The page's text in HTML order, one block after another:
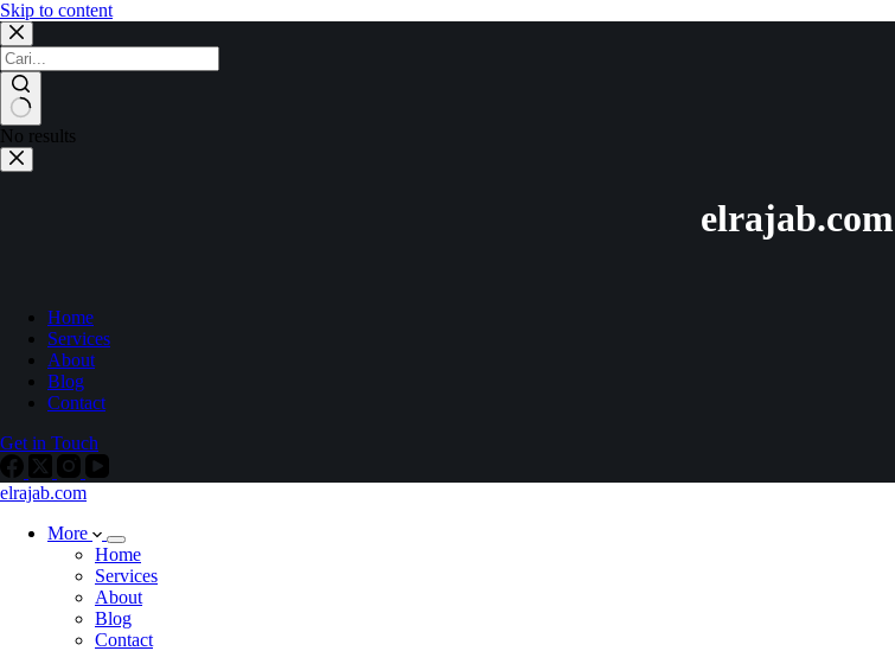
Skip to content
No results
elrajab.com
Home
Services
About
Blog
Contact
Get in Touch
elrajab.com
More
Home
Services
About
Blog
Contact